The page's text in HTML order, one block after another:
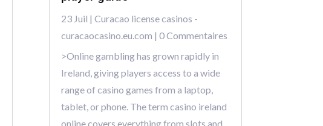
23 Juil | Curacao license casinos -
curacaocasino.eu.com | 0 Commentaires
>Online gambling has grown rapidly in
Ireland, giving players access to a wide
range of casino games from a laptop,
tablet, or phone. The term casino ireland
online covers everything from slots and